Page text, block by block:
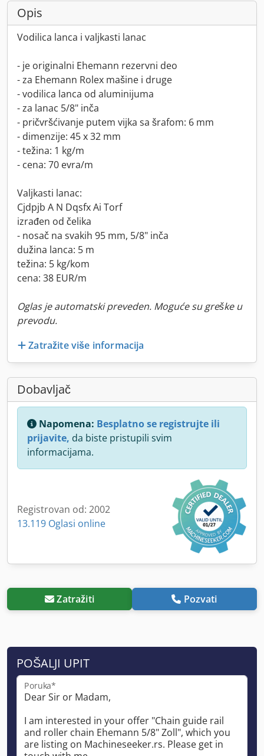
Opis
Vodilica lanca i valjkasti lanac
- je originalni Ehemann rezervni deo
- za Ehemann Rolex mašine i druge
- vodilica lanca od aluminijuma
- za lanac 5/8" inča
- pričvršćivanje putem vijka sa šrafom: 6 mm
- dimenzije: 45 x 32 mm
- težina: 1 kg/m
- cena: 70 evra/m
Valjkasti lanac:
Cjdpjb A N Dqsfx Ai Torf
izrađen od čelika
- nosač na svakih 95 mm, 5/8" inča
dužina lanca: 5 m
težina: 5 kg/kom
cena: 38 EUR/m
Oglas je automatski preveden. Moguće su greške u
prevodu.
Zatražite više informacija
Dobavljač
Napomena: Besplatno se registrujte ili
prijavite, da biste pristupili svim
informacijama.
Registrovan od: 2002
13.119 Oglasi online
Zatražiti Pozvati
POŠALJI UPIT
Poruka*